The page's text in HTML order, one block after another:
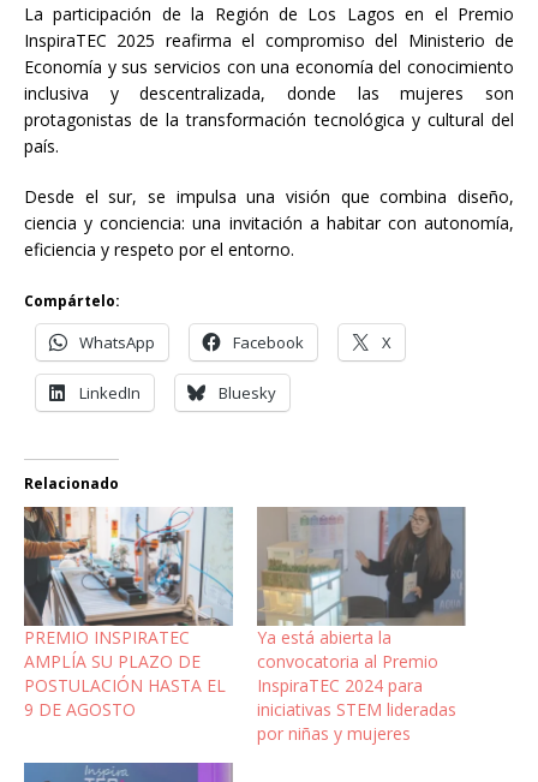
La participación de la Región de Los Lagos en el Premio
InspiraTEC 2025 reafirma el compromiso del Ministerio de
Economía y sus servicios con una economía del conocimiento
inclusiva y descentralizada, donde las mujeres son
protagonistas de la transformación tecnológica y cultural del
país.
Desde el sur, se impulsa una visión que combina diseño,
ciencia y conciencia: una invitación a habitar con autonomía,
eficiencia y respeto por el entorno.
Compártelo:
WhatsApp Facebook X
LinkedIn Bluesky
Relacionado
PREMIO INSPIRATEC
AMPLÍA SU PLAZO DE
POSTULACIÓN HASTA EL
9 DE AGOSTO
Ya está abierta la
convocatoria al Premio
InspiraTEC 2024 para
iniciativas STEM lideradas
por niñas y mujeres